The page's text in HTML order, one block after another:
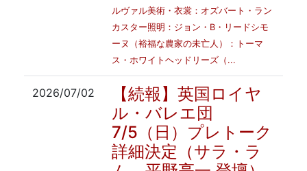
ルヴァル美術・衣裳：オズバート・ラン
カスター照明：ジョン・B・リードシモ
ーヌ（裕福な農家の未亡人）：トーマ
ス・ホワイトヘッドリーズ（...
2026/07/02
【続報】英国ロイヤ
ル・バレエ団
7/5（日）プレトーク
詳細決定（サラ・ラ